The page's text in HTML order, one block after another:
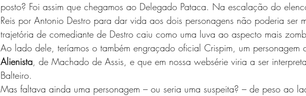
posto? Foi assim que chegamos ao Delegado Pataca. Na escalação do
Reis por Antonio Destro para dar vida aos dois personagens não poderia ser
trajetória de comediante de Destro caiu como uma luva ao aspecto mais
Ao lado dele, teríamos o também engraçado oficial Crispim, um personagem
Alienista, de Machado de Assis, e que em nossa websérie viria a ser
Balteiro.
Mas faltava ainda uma personagem – ou seria uma suspeita? – de peso ao